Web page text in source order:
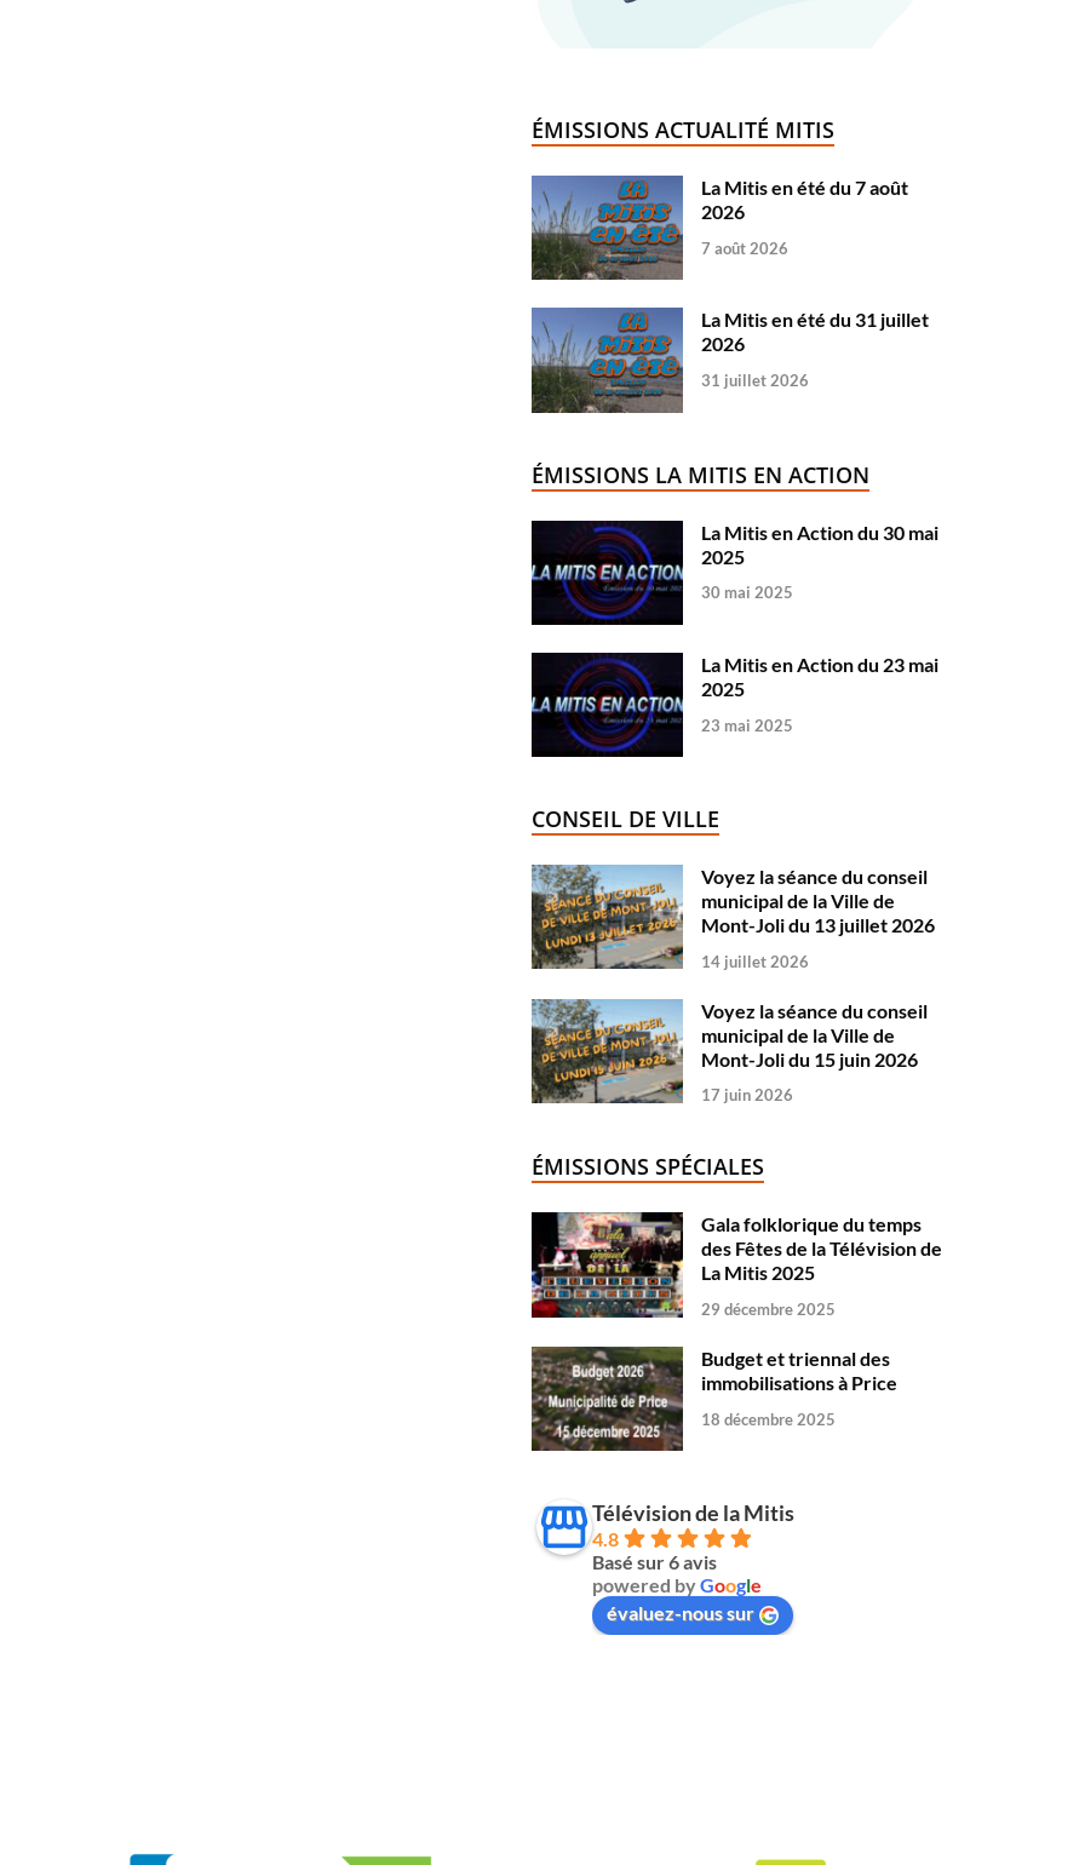
ÉMISSIONS ACTUALITÉ MITIS
La Mitis en été du 7 août
2026
7 août 2026
La Mitis en été du 31 juillet
2026
31 juillet 2026
ÉMISSIONS LA MITIS EN ACTION
La Mitis en Action du 30 mai
2025
30 mai 2025
La Mitis en Action du 23 mai
2025
23 mai 2025
CONSEIL DE VILLE
Voyez la séance du conseil
municipal de la Ville de
Mont-Joli du 13 juillet 2026
14 juillet 2026
Voyez la séance du conseil
municipal de la Ville de
Mont-Joli du 15 juin 2026
17 juin 2026
ÉMISSIONS SPÉCIALES
Gala folklorique du temps
des Fêtes de la Télévision de
La Mitis 2025
29 décembre 2025
Budget et triennal des
immobilisations à Price
18 décembre 2025
Télévision de la Mitis
4.8
Basé sur 6 avis
powered byGoogle
évaluez-nous sur